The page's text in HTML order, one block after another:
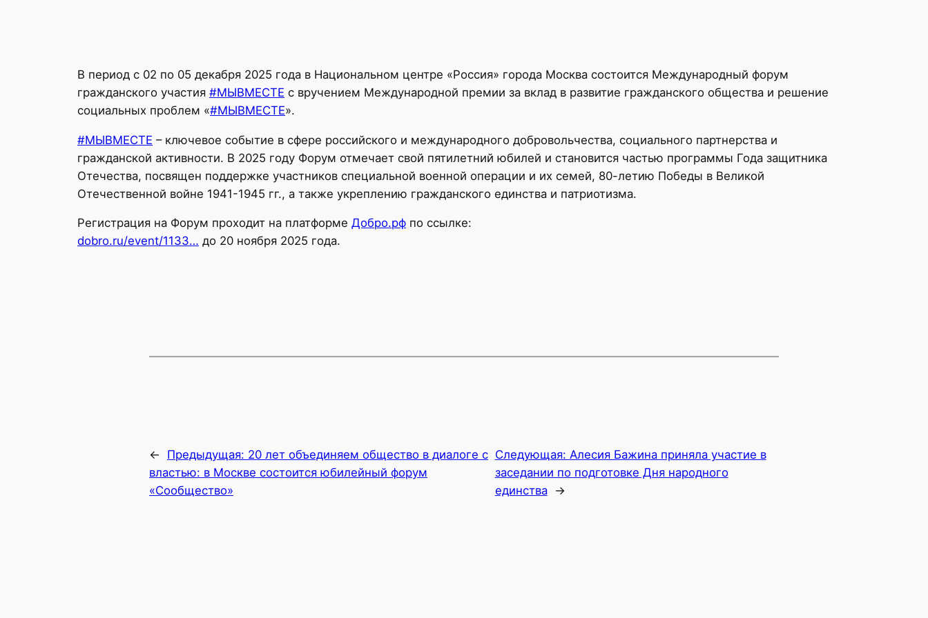
В период с 02 по 05 декабря 2025 года в Национальном центре «Россия» города Москва состоится Международный форум
гражданского участия #МЫВМЕСТЕ с вручением Международной премии за вклад в развитие гражданского общества и решение
социальных проблем «#МЫВМЕСТЕ».
#МЫВМЕСТЕ – ключевое событие в сфере российского и международного добровольчества, социального партнерства и
гражданской активности. В 2025 году Форум отмечает свой пятилетний юбилей и становится частью программы Года защитника
Отечества, посвящен поддержке участников специальной военной операции и их семей, 80-летию Победы в Великой
Отечественной войне 1941-1945 гг., а также укреплению гражданского единства и патриотизма.
Регистрация на Форум проходит на платформе Добро.рф по ссылке:
dobro.ru/event/1133… до 20 ноября 2025 года.
← Предыдущая: 20 лет объединяем общество в диалоге с
властью: в Москве состоится юбилейный форум
«Сообщество»
Следующая: Алесия Бажина приняла участие в
заседании по подготовке Дня народного
единства
→